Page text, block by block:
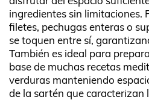
ingredientes sin limitaciones.
filetes, pechugas enteras o
se toquen entre sí,
También es ideal para
base de muchas recetas
verduras manteniendo
de la sartén que caracterizan